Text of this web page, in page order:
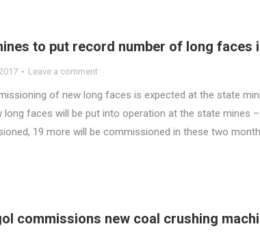
to put record number of long faces
Leave a comment
of new long faces is expected at the state
faces will be put into operation at the state mines
19 more will be commissioned in these two
commissions new coal crushing